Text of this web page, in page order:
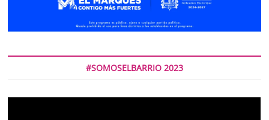
#SOMOSELBARRIO 2023